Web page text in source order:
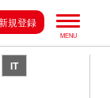
規登録
IT